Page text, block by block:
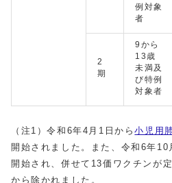
例対象
者
2
期
9から
13歳
未満及
び特例
対象者
（注1）令和6年4月1日から小児用
開始されました。また、令和6年
開始され、併せて13価ワクチンが
から除かれました。